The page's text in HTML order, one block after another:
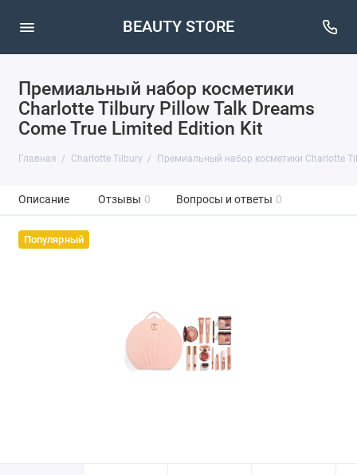
BEAUTY STORE
Премиальный набор косметики
Charlotte Tilbury Pillow Talk Dreams
Come True Limited Edition Kit
Главная Charlotte Tilbury Премиальный набор косметики Charlotte
Описание Отзывы 0 Вопросы и ответы 0
Популярный